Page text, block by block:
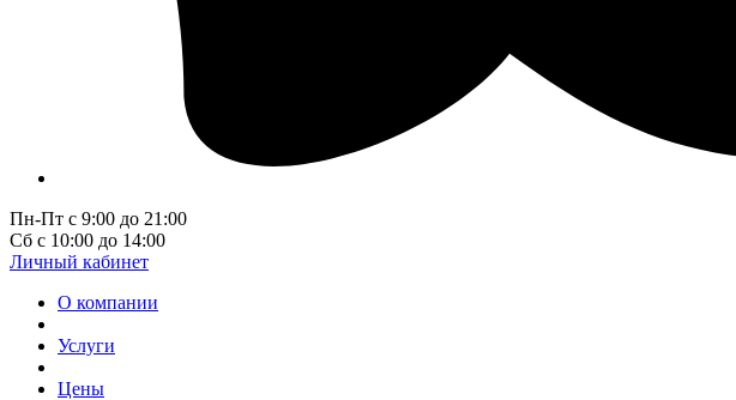
Пн-Пт с 9:00 до 21:00
Сб с 10:00 до 14:00
Личный кабинет
О компании
Услуги
Цены